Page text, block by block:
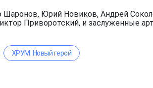
Юрий Новиков, Андрей
Приворотский, и заслуженные
ХРУМ. Новый герой